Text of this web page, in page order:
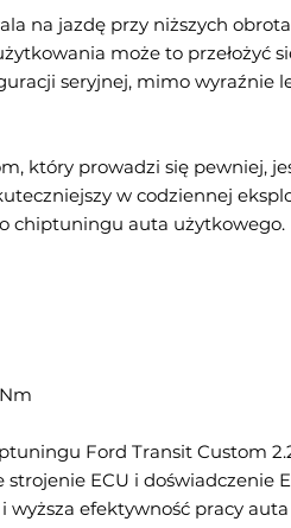
na jazdę przy niższych
może to przełożyć
seryjnej, mimo wyraźnie
który prowadzi się pewniej,
w codziennej
chiptuningu auta użytkowego.
Ford Transit Custom
ECU i doświadczenie
wyższa efektywność pracy